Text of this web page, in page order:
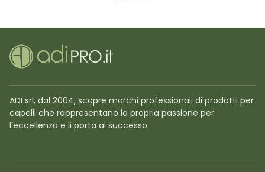
ADI srl, dal 2004, scopre marchi professionali di prodotti per
capelli che rappresentano la propria passione per
l’eccellenza e li porta al successo.